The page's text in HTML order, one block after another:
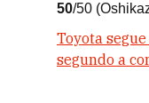
50/50
Toyota
segundo a